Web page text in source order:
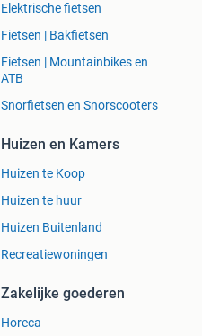
Elektrische fietsen
Fietsen | Bakfietsen
Fietsen | Mountainbikes en
ATB
Snorfietsen en Snorscooters
Huizen en Kamers
Huizen te Koop
Huizen te huur
Huizen Buitenland
Recreatiewoningen
Zakelijke goederen
Horeca